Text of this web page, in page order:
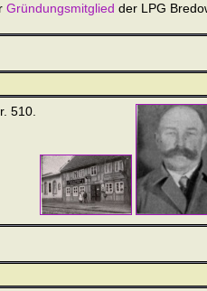
Gründungsmitglied der LPG
510.